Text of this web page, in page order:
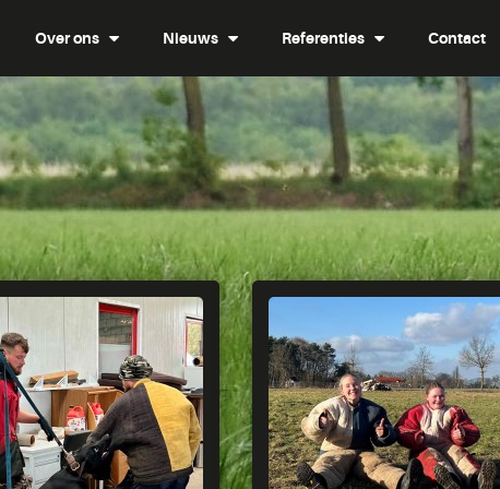
Over ons Nieuws Referenties Contact